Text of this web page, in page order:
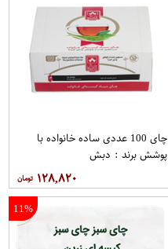
چای 100 عددی ساده خانواده با
پوشش برند : دبش
۱۲۸,۸۲۰
11%